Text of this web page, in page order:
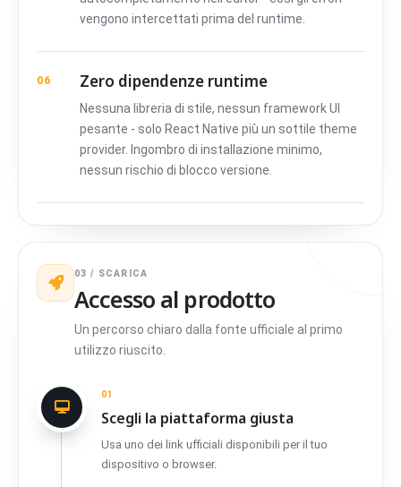
vengono intercettati prima del runtime.
06 Zero dipendenze runtime
Nessuna libreria di stile, nessun framework UI
pesante - solo React Native più un sottile theme
provider. Ingombro di installazione minimo,
nessun rischio di blocco versione.
03 / SCARICA
Accesso al prodotto
Un percorso chiaro dalla fonte ufficiale al primo
utilizzo riuscito.
01
Scegli la piattaforma giusta
Usa uno dei link ufficiali disponibili per il tuo
dispositivo o browser.